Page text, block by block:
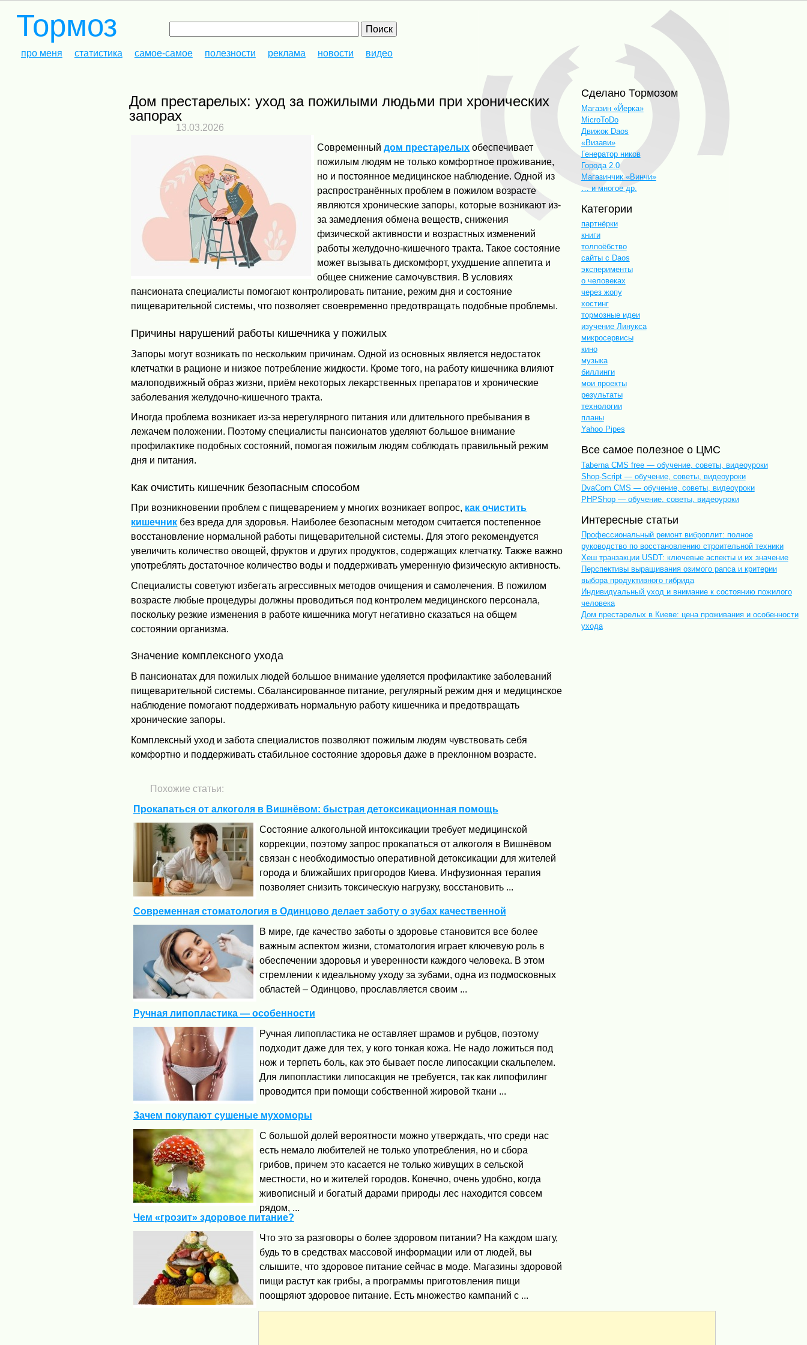
Тормоз
про меня статистика самое-самое полезности реклама новости видео
Дом престарелых: уход за пожилыми людьми при хронических
запорах
13.03.2026
Современныйдом престарелых обеспечивает
пожилым людям не только комфортное проживание,
но и постоянное медицинское наблюдение. Одной из
распространённых проблем в пожилом возрасте
являются хронические запоры, которые возникают из-
за замедления обмена веществ, снижения
физической активности и возрастных изменений
работы желудочно-кишечного тракта. Такое состояние
может вызывать дискомфорт, ухудшение аппетита и
общее снижение самочувствия. В условиях
пансионата специалисты помогают контролировать питание, режим дня и состояние
пищеварительной системы, что позволяет своевременно предотвращать подобные проблемы.
Причины нарушений работы кишечника у пожилых
Запоры могут возникать по нескольким причинам. Одной из основных является недостаток
клетчатки в рационе и низкое потребление жидкости. Кроме того, на работу кишечника влияют
малоподвижный образ жизни, приём некоторых лекарственных препаратов и хронические
заболевания желудочно-кишечного тракта.
Иногда проблема возникает из-за нерегулярного питания или длительного пребывания в
лежачем положении. Поэтому специалисты пансионатов уделяют большое внимание
профилактике подобных состояний, помогая пожилым людям соблюдать правильный режим
дня и питания.
Как очистить кишечник безопасным способом
При возникновении проблем с пищеварением у многих возникает вопрос, как очистить
кишечник без вреда для здоровья. Наиболее безопасным методом считается постепенное
восстановление нормальной работы пищеварительной системы. Для этого рекомендуется
увеличить количество овощей, фруктов и других продуктов, содержащих клетчатку. Также важно
употреблять достаточное количество воды и поддерживать умеренную физическую активность.
Специалисты советуют избегать агрессивных методов очищения и самолечения. В пожилом
возрасте любые процедуры должны проводиться под контролем медицинского персонала,
поскольку резкие изменения в работе кишечника могут негативно сказаться на общем
состоянии организма.
Значение комплексного ухода
В пансионатах для пожилых людей большое внимание уделяется профилактике заболеваний
пищеварительной системы. Сбалансированное питание, регулярный режим дня и медицинское
наблюдение помогают поддерживать нормальную работу кишечника и предотвращать
хронические запоры.
Комплексный уход и забота специалистов позволяют пожилым людям чувствовать себя
комфортно и поддерживать стабильное состояние здоровья даже в преклонном возрасте.
Похожие статьи:
Прокапаться от алкоголя в Вишнёвом: быстрая детоксикационная помощь
Состояние алкогольной интоксикации требует медицинской
коррекции, поэтому запрос прокапаться от алкоголя в Вишнёвом
связан с необходимостью оперативной детоксикации для жителей
города и ближайших пригородов Киева. Инфузионная терапия
позволяет снизить токсическую нагрузку, восстановить ...
Современная стоматология в Одинцово делает заботу о зубах качественной
В мире, где качество заботы о здоровье становится все более
важным аспектом жизни, стоматология играет ключевую роль в
обеспечении здоровья и уверенности каждого человека. В этом
стремлении к идеальному уходу за зубами, одна из подмосковных
областей – Одинцово, прославляется своим ...
Ручная липопластика — особенности
Ручная липопластика не оставляет шрамов и рубцов, поэтому
подходит даже для тех, у кого тонкая кожа. Не надо ложиться под
нож и терпеть боль, как это бывает после липосакции скальпелем.
Для липопластики липосакция не требуется, так как липофилинг
проводится при помощи собственной жировой ткани ...
Зачем покупают сушеные мухоморы
С большой долей вероятности можно утверждать, что среди нас
есть немало любителей не только употребления, но и сбора
грибов, причем это касается не только живущих в сельской
местности, но и жителей городов. Конечно, очень удобно, когда
живописный и богатый дарами природы лес находится совсем
рядом, ...
Чем «грозит» здоровое питание?
Что это за разговоры о более здоровом питании? На каждом шагу,
будь то в средствах массовой информации или от людей, вы
слышите, что здоровое питание сейчас в моде. Магазины здоровой
пищи растут как грибы, а программы приготовления пищи
поощряют здоровое питание. Есть множество кампаний с ...
Сделано Тормозом
Магазин «Йерка»
MicroToDo
Движок Daos
«Визави»
Генератор ников
Города 2.0
Магазинчик «Винчи»
… и многое др.
Категории
партнёрки
книги
толпоёбство
сайты с Daos
эксперименты
о человеках
через жопу
хостинг
тормозные идеи
изучение Линукса
микросервисы
кино
музыка
биллинги
мои проекты
результаты
технологии
планы
Yahoo Pipes
Все самое полезное о ЦМС
Taberna CMS free — обучение, советы, видеоуроки
Shop-Script — обучение, советы, видеоуроки
DvaCom CMS — обучение, советы, видеоуроки
PHPShop — обучение, советы, видеоуроки
Интересные статьи
Профессиональный ремонт виброплит: полное
руководство по восстановлению строительной техники
Хеш транзакции USDT: ключевые аспекты и их значение
Перспективы выращивания озимого рапса и критерии
выбора продуктивного гибрида
Индивидуальный уход и внимание к состоянию пожилого
человека
Дом престарелых в Киеве: цена проживания и особенности
ухода